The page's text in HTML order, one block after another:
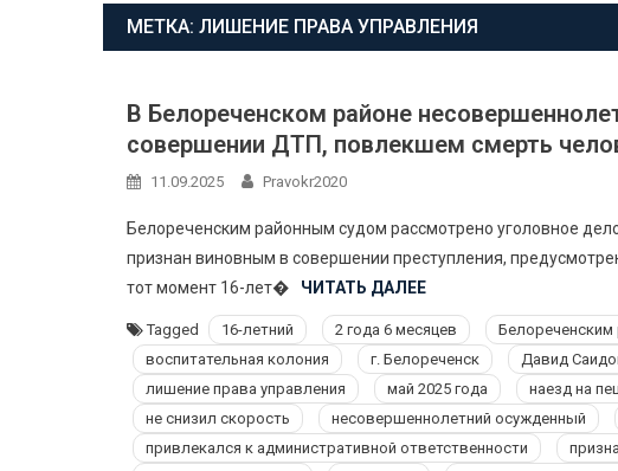
МЕТКА: ЛИШЕНИЕ ПРАВА УПРАВЛЕНИЯ
В Белореченском районе
совершении ДТП, повлекшем смерть
11.09.2025 Pravokr2020
Белореченским районным судом рассмотрено уголовное
признан виновным в совершении преступления,
тот момент 16-лет�
ЧИТАТЬ ДАЛЕЕ
Tagged 16-летний 2 года 6 месяцев
воспитательная колония
г. Белореченск Давид
лишение права управления
май 2025 года наезд на
не снизил скорость
несовершеннолетний осужденный
привлекался к административной ответственности